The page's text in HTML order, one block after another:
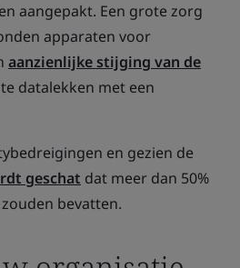
aangepakt. Een grote zorg
apparaten voor
aanzienlijke stijging van de
datalekken met een
en gezien de
geschat dat meer dan 50%
bevatten.